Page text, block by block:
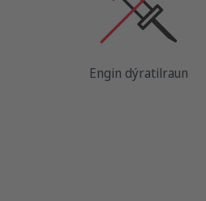
Engin dýratilraun